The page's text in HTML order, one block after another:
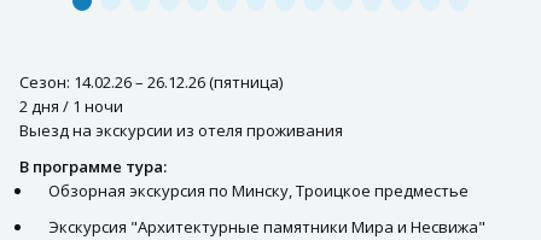
Сезон: 14.02.26 – 26.12.26 (пятница)
2 дня / 1 ночи
Выезд на экскурсии из отеля проживания
В программе тура:
Обзорная экскурсия по Минску, Троицкое предместье
Экскурсия "Архитектурные памятники Мира и Несвижа"